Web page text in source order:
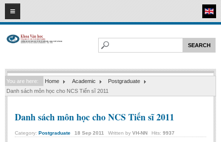
08 2026
HOME
Faculty of Literature
Departments
Department of Literary Theory and Criticism
Department of Foreign Literatures and Comparative Literature
You are here: Home Academic
Postgraduate
Danh sách môn học cho NCS Tiến sĩ 2011
Danh sách môn học cho NCS Tiến sĩ 2011
Category: Postgraduate 18 Sep 2011 Written by VH-NN Hits: 9937